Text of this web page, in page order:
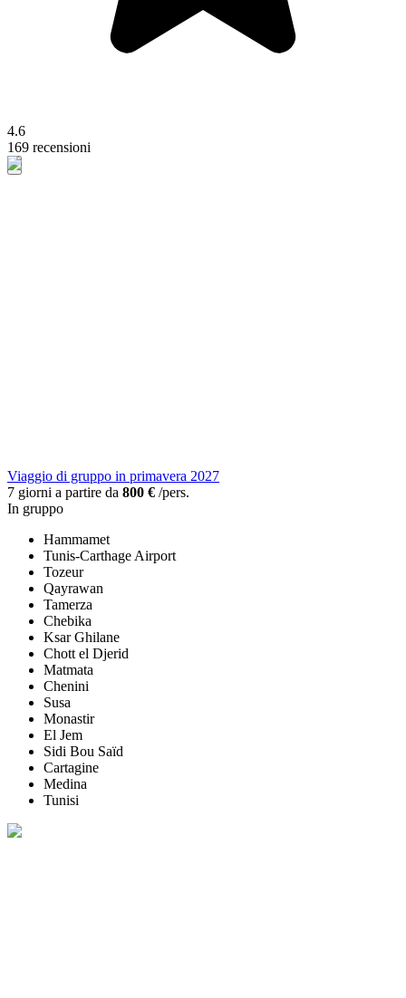
4.6
169 recensioni
Viaggio di gruppo in primavera 2027
7 giorni a partire da 800 € /pers.
In gruppo
Hammamet
Tunis-Carthage Airport
Tozeur
Qayrawan
Tamerza
Chebika
Ksar Ghilane
Chott el Djerid
Matmata
Chenini
Susa
Monastir
El Jem
Sidi Bou Saïd
Cartagine
Medina
Tunisi